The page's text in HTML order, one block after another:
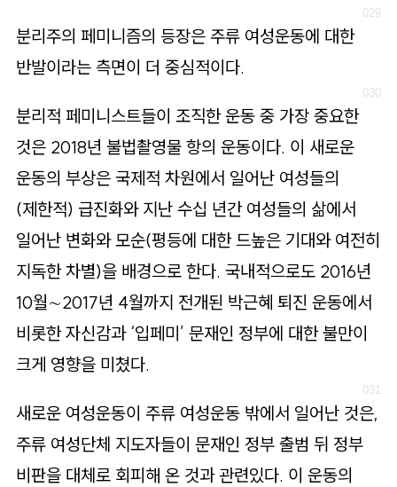
분리주의 페미니즘의 등장은 주류 여성운동에 대한
반발이라는 측면이 더 중심적이다.
분리적 페미니스트들이 조직한 운동 중 가장 중요한
것은 2018년 불법촬영물 항의 운동이다. 이 새로운
운동의 부상은 국제적 차원에서 일어난 여성들의
(제한적) 급진화와 지난 수십 년간 여성들의 삶에서
일어난 변화와 모순(평등에 대한 드높은 기대와 여전히
지독한 차별)을 배경으로 한다. 국내적으로도 2016년
10월∼2017년 4월까지 전개된 박근혜 퇴진 운동에서
비롯한 자신감과 ‘입페미’ 문재인 정부에 대한 불만이
크게 영향을 미쳤다.
새로운 여성운동이 주류 여성운동 밖에서 일어난 것은,
주류 여성단체 지도자들이 문재인 정부 출범 뒤 정부
비판을 대체로 회피해 온 것과 관련있다. 이 운동의